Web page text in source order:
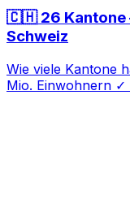
🇨🇭 26 Kantone
Schweiz
Wie viele Kantone
Mio. Einwohnern